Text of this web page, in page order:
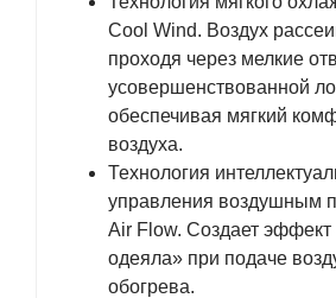
Cool Wind. Воздух
проходя через мелкие
усовершенствованной
обеспечивая мягкий
воздуха.
Технология
управления воздушным
Air Flow. Создает эффект
одеяла» при подаче
обогрева.